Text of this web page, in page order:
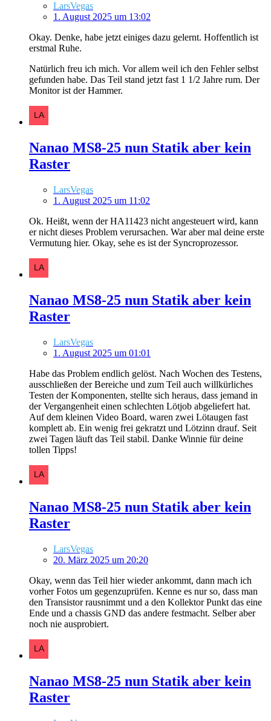
LarsVegas
1. August 2025 um 13:02
Okay. Denke, habe jetzt einiges dazu gelernt. Hoffentlich ist
erstmal Ruhe.
Natürlich freu ich mich. Vor allem weil ich den Fehler selbst
gefunden habe. Das Teil stand jetzt fast 1 1/2 Jahre rum. Der
Monitor ist der Hammer.
Nanao MS8-25 nun Statik aber kein
Raster
LarsVegas
1. August 2025 um 11:02
Ok. Heißt, wenn der HA11423 nicht angesteuert wird, kann
er nicht dieses Problem verursachen. War aber mal deine erste
Vermutung hier. Okay, sehe es ist der Syncroprozessor.
Nanao MS8-25 nun Statik aber kein
Raster
LarsVegas
1. August 2025 um 01:01
Habe das Problem endlich gelöst. Nach Wochen des Testens,
ausschließen der Bereiche und zum Teil auch willkürliches
Testen der Komponenten, stellte sich heraus, dass jemand in
der Vergangenheit einen schlechten Lötjob abgeliefert hat.
Auf dem kleinen Video Board, waren zwei Lötaugen fast
komplett ab. Ein wenig frei gekratzt und Lötzinn drauf. Seit
zwei Tagen läuft das Teil stabil. Danke Winnie für deine
tollen Tipps!
Nanao MS8-25 nun Statik aber kein
Raster
LarsVegas
20. März 2025 um 20:20
Okay, wenn das Teil hier wieder ankommt, dann mach ich
vorher Fotos um gegenzuprüfen. Kenne es nur so, dass man
den Transistor rausnimmt und a den Kollektor Punkt das eine
Ende und a chassis GND das andere festmacht. Selber aber
noch nie ausprobiert.
Nanao MS8-25 nun Statik aber kein
Raster